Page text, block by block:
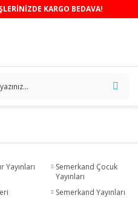
KARGO BEDAVA!
Yayınları
Semerkand Çocuk
Yayınları
Semerkand Yayınları